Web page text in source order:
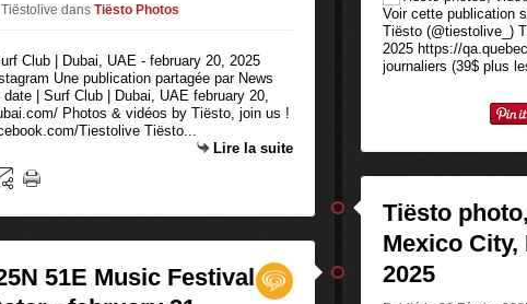
dans Tiësto Photos
Une publication partagée par News
| Surf Club | Dubai, UAE february 20,
Photos & vidéos by Tiësto, join us !
Tiestolive Tiësto...
Lire la suite
51E Music Festival
Voir cette publication
Tiësto (@tiestolive_)
2025 https://
journaliers (39$ plus
Tiësto
Mexico City,
2025